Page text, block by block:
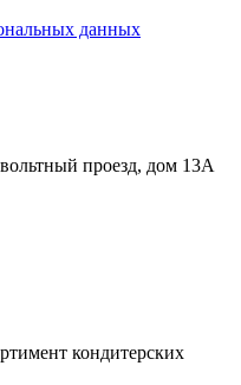
данных
проезд, дом 13А
кондитерских